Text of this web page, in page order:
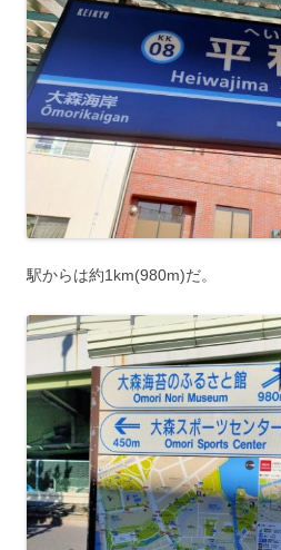
駅からは約1km(980m)だ。